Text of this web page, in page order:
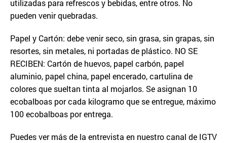
utilizadas para refrescos y bebidas, entre otros. No
pueden venir quebradas.
Papel y Cartón: debe venir seco, sin grasa, sin grapas, sin
resortes, sin metales, ni portadas de plástico. NO SE
RECIBEN: Cartón de huevos, papel carbón, papel
aluminio, papel china, papel encerado, cartulina de
colores que sueltan tinta al mojarlos. Se asignan 10
ecobalboas por cada kilogramo que se entregue, máximo
100 ecobalboas por entrega.
Puedes ver más de la entrevista en nuestro canal de IGTV